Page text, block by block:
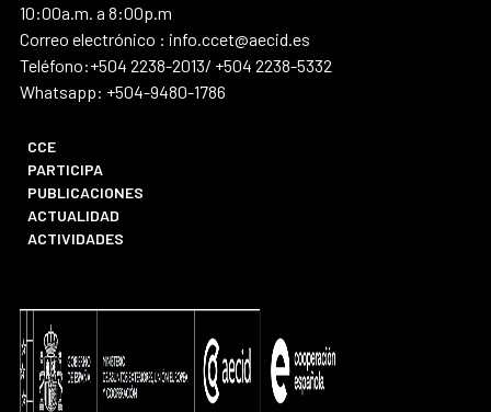
10:00a.m. a 8:00p.m
Correo electrónico : info.ccet@aecid.es
Teléfono:+504 2238-2013/ +504 2238-5332
Whatsapp: +504-9480-1786
CCE
PARTICIPA
PUBLICACIONES
ACTUALIDAD
ACTIVIDADES